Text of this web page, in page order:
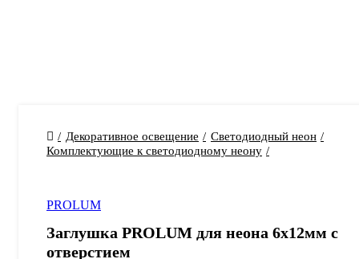
Декоративное освещение
Светодиодный неон
Комплектующие к светодиодному неону
PROLUM
Заглушка PROLUM для неона 6х12мм с
отверстием